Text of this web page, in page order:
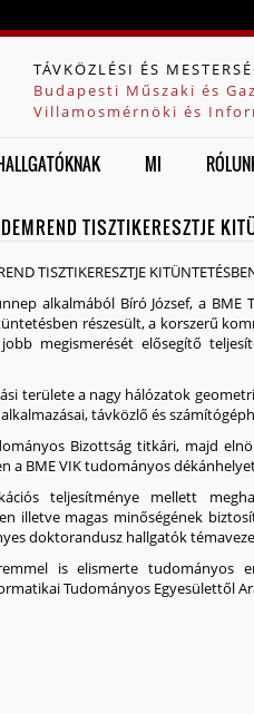
TÁVKÖZLÉSI ÉS
Budapesti Műszaki és
Villamosmérnöki és
MI
TISZTIKERESZTJE
TISZTIKERESZTJE
alkalmából Bíró József, a
részesült, a korszerű
megismerését elősegítő
területe a nagy hálózatok
távközlő és
Bizottság titkári, majd
a BME VIK tudományos
teljesítménye mellett
illetve magas minőségének
doktorandusz hallgatók
is elismerte tudományos
Tudományos Egyesülettől